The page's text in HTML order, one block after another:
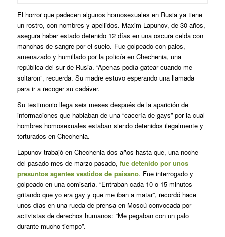
El horror que padecen algunos homosexuales en Rusia ya tiene
un rostro, con nombres y apellidos. Maxim Lapunov, de 30 años,
asegura haber estado detenido 12 días en una oscura celda con
manchas de sangre por el suelo. Fue golpeado con palos,
amenazado y humillado por la policía en Chechenia, una
república del sur de Rusia. “Apenas podía gatear cuando me
soltaron”, recuerda. Su madre estuvo esperando una llamada
para ir a recoger su cadáver.
Su testimonio llega seis meses después de la aparición de
informaciones que hablaban de una “cacería de gays” por la cual
hombres homosexuales estaban siendo detenidos ilegalmente y
torturados en Chechenia.
Lapunov trabajó en Chechenia dos años hasta que, una noche
del pasado mes de marzo pasado, fue detenido por unos
presuntos agentes vestidos de paisano. Fue interrogado y
golpeado en una comisaría. “Entraban cada 10 o 15 minutos
gritando que yo era gay y que me iban a matar”, recordó hace
unos días en una rueda de prensa en Moscú convocada por
activistas de derechos humanos: “Me pegaban con un palo
durante mucho tiempo”.